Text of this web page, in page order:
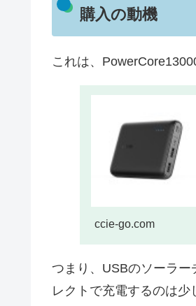
購入の動機
これは、
ccie-go.com
つまり、USBのソーラ
レクトで充電するのは少